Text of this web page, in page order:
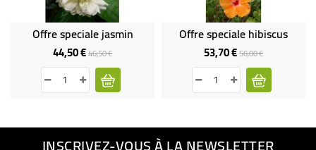
Offre speciale jasmin
44,50 €Prix
de
base
46,50 €Prix
Offre speciale hibiscus
53,70 €Prix
de
base
56,00 €Prix